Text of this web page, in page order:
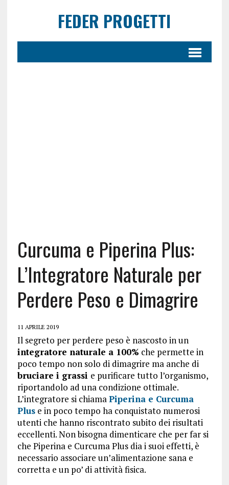
FEDER PROGETTI
Curcuma e Piperina Plus:
L’Integratore Naturale per
Perdere Peso e Dimagrire
11 APRILE 2019
Il segreto per perdere peso è nascosto in un
integratore naturale a 100% che permette in
poco tempo non solo di dimagrire ma anche di
bruciare i grassi e purificare tutto l’organismo,
riportandolo ad una condizione ottimale.
L’integratore si chiamaPiperina e Curcuma
Pluse in poco tempo ha conquistato numerosi
utenti che hanno riscontrato subito dei risultati
eccellenti. Non bisogna dimenticare che per far si
che Piperina e Curcuma Plus dia i suoi effetti, è
necessario associare un’alimentazione sana e
corretta e un po’ di attività fisica.